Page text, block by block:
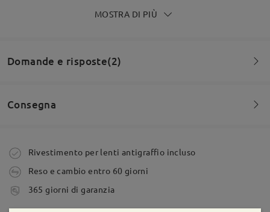
rapporto prezzo/qualità davvero imbattibile. Anche
la montatura è di buona fattura.
perfect
Leggi tutte le
recensioni
MOSTRA DI PIÙ
Domande e risposte(2)
in foto ovvero così luminoso nelle parti giallo/miele o se
in realtà è più scuro. grazie
da SABRINA su Jul 13 , 2026
Consegna
Ordine effettuato
tempi di spedizione
Rivestimento per lenti antigraffio incluso
Reso e cambio entro 60 giorni
365 giorni di garanzia